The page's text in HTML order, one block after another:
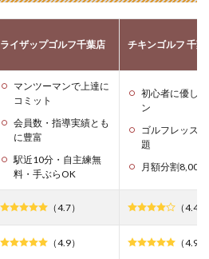
ライザップゴルフ千葉店 チキンゴルフ 千葉
マンツーマンで上達に
コミット
会員数・指導実績とも
に豊富
駅近10分・自主練無
料・手ぶらOK
初心者に優し
ン
ゴルフレッス
題
月額分割8,000
（4.7） （4.4）
（4.9） （4.9）